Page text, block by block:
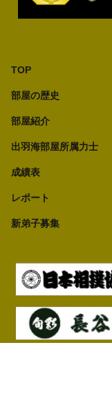
TOP
部屋の歴史
部屋紹介
出羽海部屋所属力士
成績表
レポート
新弟子募集